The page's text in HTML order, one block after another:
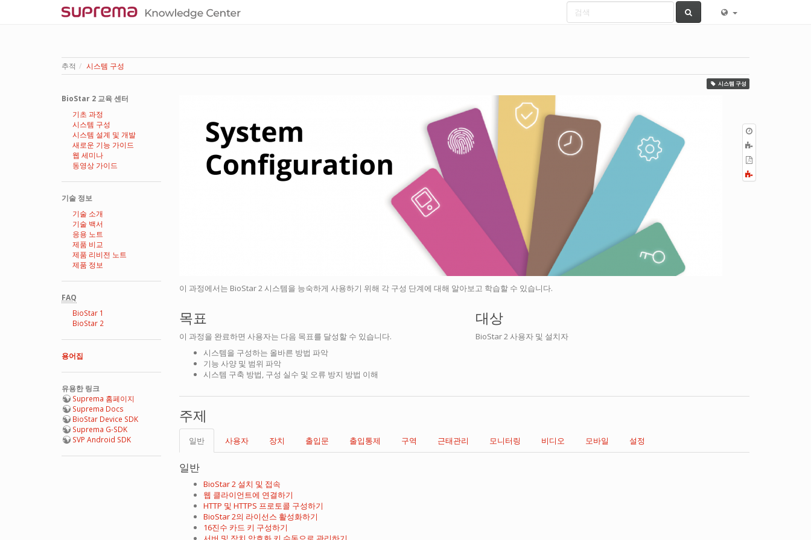
추적 시스템 구성
시스템 구성
BioStar 2 교육 센터
기초 과정
시스템 구성
시스템 설계 및 개발
새로운 기능 가이드
웹 세미나
동영상 가이드
기술 정보
기술 소개
기술 백서
응용 노트
제품 비교
제품 리비전 노트
제품 정보
FAQ
BioStar 1
BioStar 2
용어집
유용한 링크
Suprema 홈페이지
Suprema Docs
BioStar Device SDK
Suprema G-SDK
SVP Android SDK
내
all
이 과정에서는 BioStar 2 시스템을 능숙하게 사용하기 위해 각 구성 단계에 대해 알아보고 학습할 수 있습니다.
목표
이 과정을 완료하면 사용자는 다음 목표를 달성할 수 있습니다.
시스템을 구성하는 올바른 방법 파악
기능 사양 및 범위 파악
시스템 구축 방법, 구성 실수 및 오류 방지 방법 이해
대상
BioStar 2 사용자 및 설치자
주제
일반 사용자 장치 출입문 출입통제 구역 근태관리 모니터링 비디오 모바일 설정
일반
BioStar 2 설치 및 접속
웹 클라이언트에 연결하기
HTTP 및 HTTPS 프로토콜 구성하기
BioStar 2의 라이선스 활성화하기
16진수 카드 키 구성하기